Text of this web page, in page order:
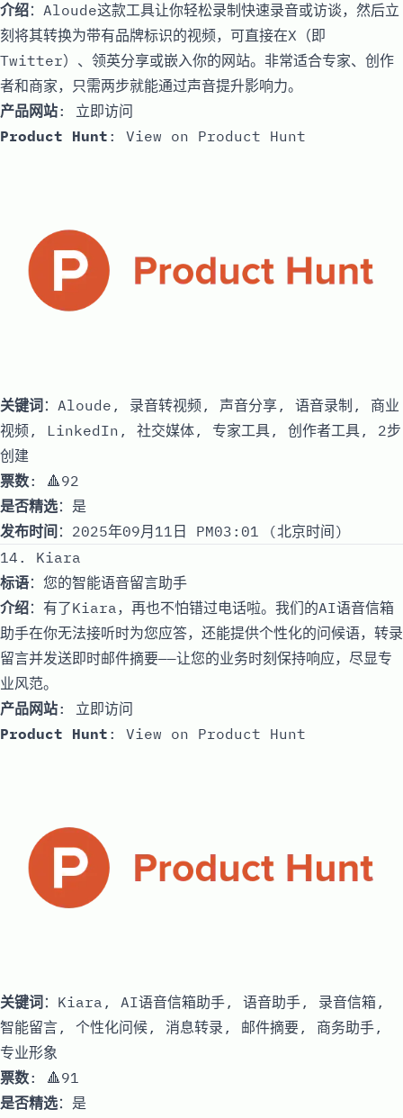
介绍：Aloude这款工具让你轻松录制快速录音或访谈，然后立
刻将其转换为带有品牌标识的视频，可直接在X（即
Twitter）、领英分享或嵌入你的网站。非常适合专家、创作
者和商家，只需两步就能通过声音提升影响力。
产品网站: 立即访问
Product Hunt : View on Product Hunt
关键词：Aloude, 录音转视频, 声音分享, 语音录制, 商业
视频, LinkedIn, 社交媒体, 专家工具, 创作者工具, 2步
创建
票数: 🔺92
是否精选：是
发布时间 ：2025年09月11日 PM03:01 (北京时间)
14. Kiara
标语：您的智能语音留言助手
介绍：有了Kiara，再也不怕错过电话啦。我们的AI语音信箱
助手在你无法接听时为您应答，还能提供个性化的问候语，转录
留言并发送即时邮件摘要——让您的业务时刻保持响应，尽显专
业风范。
产品网站: 立即访问
Product Hunt : View on Product Hunt
关键词 ：Kiara, AI语音信箱助手, 语音助手, 录音信箱,
智能留言, 个性化问候, 消息转录, 邮件摘要, 商务助手,
专业形象
票数: 🔺91
是否精选：是